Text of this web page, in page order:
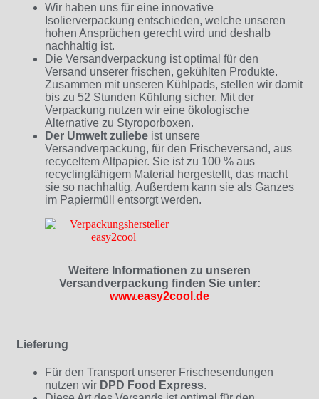
Wir haben uns für eine innovative
Isolierverpackung entschieden, welche unseren
hohen Ansprüchen gerecht wird und deshalb
nachhaltig ist.
Die Versandverpackung ist optimal für den
Versand unserer frischen, gekühlten Produkte.
Zusammen mit unseren Kühlpads, stellen wir damit
bis zu 52 Stunden Kühlung sicher. Mit der
Verpackung nutzen wir eine ökologische
Alternative zu Styroporboxen.
Der Umwelt zuliebe ist unsere
Versandverpackung, für den Frischeversand, aus
recyceltem Altpapier. Sie ist zu 100 % aus
recyclingfähigem Material hergestellt, das macht
sie so nachhaltig. Außerdem kann sie als Ganzes
im Papiermüll entsorgt werden.
Weitere Informationen zu unseren
Versandverpackung finden Sie unter:
www.easy2cool.de
Lieferung
Für den Transport unserer Frischesendungen
nutzen wir DPD Food Express.